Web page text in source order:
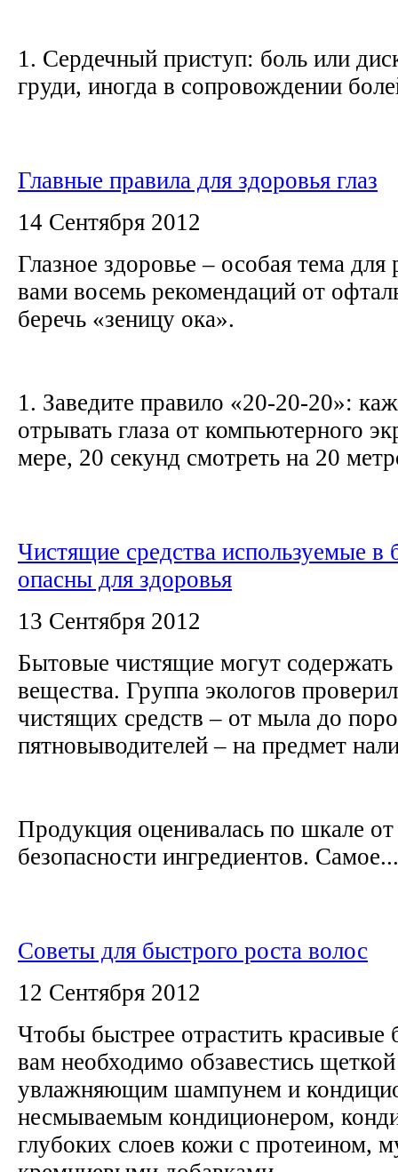
1. Сердечный приступ: боль или
груди, иногда в сопровождении
Главные правила для здоровья глаз
14 Сентября 2012
Глазное здоровье – особая тема для
вами восемь рекомендаций от
беречь «зеницу ока».
1. Заведите правило «20-20-20»:
отрывать глаза от компьютерного
мере, 20 секунд смотреть на 20
Чистящие средства используемые в
опасны для здоровья
13 Сентября 2012
Бытовые чистящие могут
вещества. Группа экологов
чистящих средств – от мыла до
пятновыводителей – на предмет
Продукция оценивалась по шкале
безопасности ингредиентов. Самое...
Советы для быстрого роста волос
12 Сентября 2012
Чтобы быстрее отрастить красивые
вам необходимо обзавестись
увлажняющим шампунем и
несмываемым кондиционером,
глубоких слоев кожи с протеином,